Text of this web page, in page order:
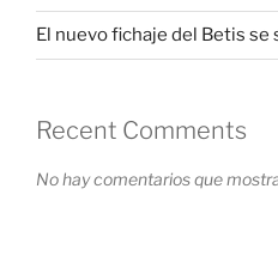
El nuevo fichaje del Betis se
Recent Comments
No hay comentarios que